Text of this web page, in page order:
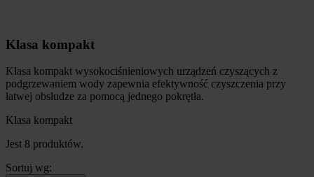
Klasa kompakt
Klasa kompakt wysokociśnieniowych urządzeń czyszących z
podgrzewaniem wody zapewnia efektywność czyszczenia przy
łatwej obsłudze za pomocą jednego pokrętła.
Klasa kompakt
Jest 8 produktów.
Sortuj wg: